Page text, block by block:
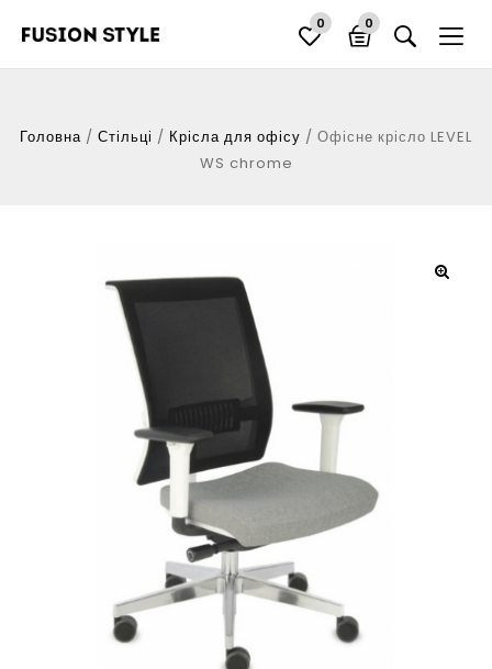
0 0
Головна / Стільці / Крісла для офісу / Офісне крісло LEVEL
WS chrome